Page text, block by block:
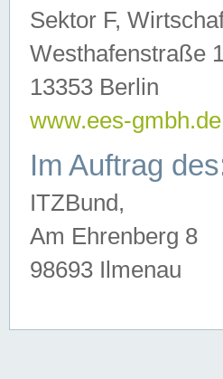
Sektor F,
Westhafenstraße
13353 Berlin
www.ees-gmbh.de
Im Auftrag
ITZBund,
Am Ehrenberg 8
98693 Ilmenau